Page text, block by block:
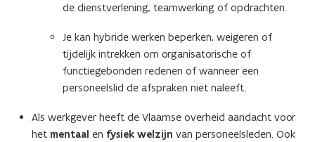
de dienstverlening, teamwerking of opdrachten.
Je kan hybride werken beperken, weigeren of
tijdelijk intrekken om organisatorische of
functiegebonden redenen of wanneer een
personeelslid de afspraken niet naleeft.
Als werkgever heeft de Vlaamse overheid aandacht voor
het mentaal en fysiek welzijn van personeelsleden. Ook